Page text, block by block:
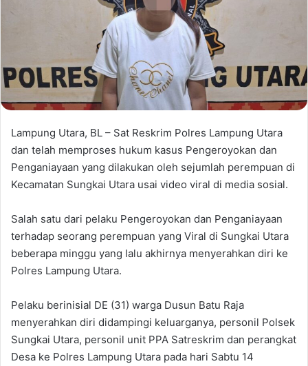
i
Lampung Utara, BL – Sat Reskrim Polres Lampung Utara
dan telah memproses hukum kasus Pengeroyokan dan
Penganiayaan yang dilakukan oleh sejumlah perempuan di
Kecamatan Sungkai Utara usai video viral di media sosial.
Salah satu dari pelaku Pengeroyokan dan Penganiayaan
terhadap seorang perempuan yang Viral di Sungkai Utara
beberapa minggu yang lalu akhirnya menyerahkan diri ke
Polres Lampung Utara.
Pelaku berinisial DE (31) warga Dusun Batu Raja
menyerahkan diri didampingi keluarganya, personil Polsek
Sungkai Utara, personil unit PPA Satreskrim dan perangkat
Desa ke Polres Lampung Utara pada hari Sabtu 14